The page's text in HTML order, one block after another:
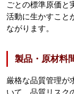
ごとの標準原価と
活動に生かすこと
ながります。
製品・原材料
厳格な品質管理が
いて、品質リスク